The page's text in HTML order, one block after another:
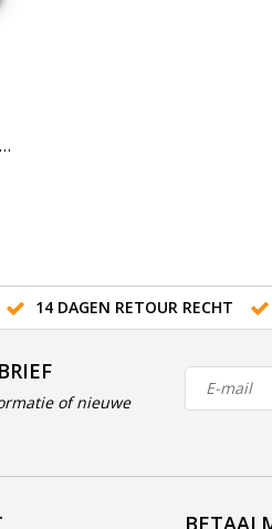
14 DAGEN RETOUR RECHT
of nieuwe